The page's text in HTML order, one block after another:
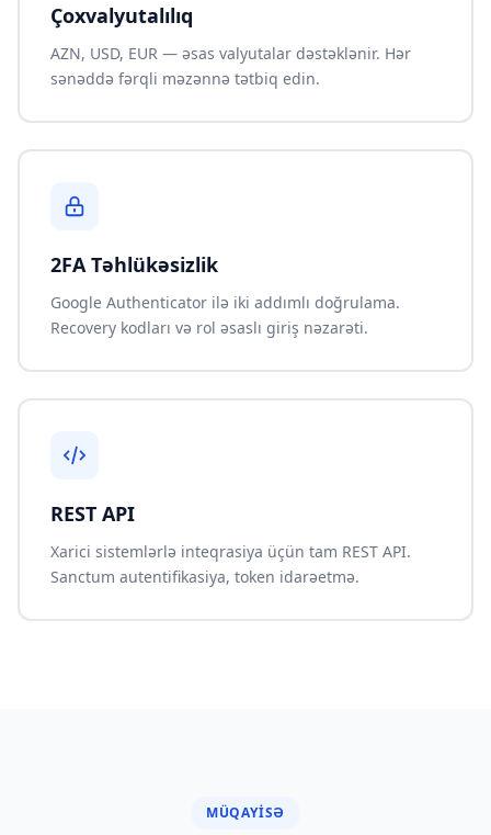
Çoxvalyutalılıq
AZN, USD, EUR — əsas valyutalar dəstəklənir. Hər
sənəddə fərqli məzənnə tətbiq edin.
2FA Təhlükəsizlik
Google Authenticator ilə iki addımlı doğrulama.
Recovery kodları və rol əsaslı giriş nəzarəti.
REST API
Xarici sistemlərlə inteqrasiya üçün tam REST API.
Sanctum autentifikasiya, token idarəetmə.
MÜQAYISƏ